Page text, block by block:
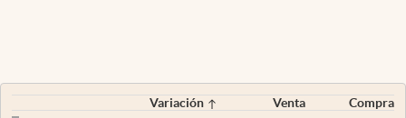
Variación Venta
Compra